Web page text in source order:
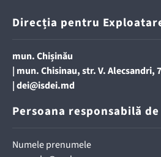
Direcția pentru
mun. Chișinău
| mun. Chisinau, str. V. Alecsandri,
|dei@isdei.md
Persoana responsabilă
Numele prenumele